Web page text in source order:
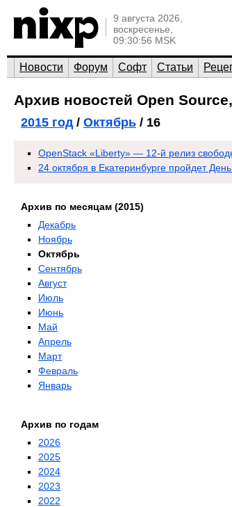
9 августа 2026,
воскресенье,
09:30:56 MSK
Новости Форум Софт Статьи
Архив новостей Open
2015 год/ Октябрь / 16
OpenStack «Liberty» — 12-й релиз
24 октября в Екатеринбурге пройдет
Архив по месяцам (2015)
Декабрь
Ноябрь
Октябрь
Сентябрь
Август
Июль
Июнь
Май
Апрель
Март
Февраль
Январь
Архив по годам
2026
2025
2024
2023
2022